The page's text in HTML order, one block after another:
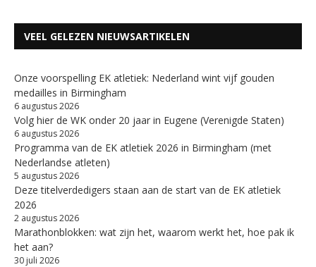
VEEL GELEZEN NIEUWSARTIKELEN
Onze voorspelling EK atletiek: Nederland wint vijf gouden
medailles in Birmingham
6 augustus 2026
Volg hier de WK onder 20 jaar in Eugene (Verenigde Staten)
6 augustus 2026
Programma van de EK atletiek 2026 in Birmingham (met
Nederlandse atleten)
5 augustus 2026
Deze titelverdedigers staan aan de start van de EK atletiek
2026
2 augustus 2026
Marathonblokken: wat zijn het, waarom werkt het, hoe pak ik
het aan?
30 juli 2026